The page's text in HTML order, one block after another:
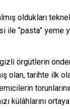
oldukları
“pasta” yeme
örgütlerin
olan, tarihte ilk
külâhlarını